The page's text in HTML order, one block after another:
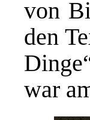
von
den
war